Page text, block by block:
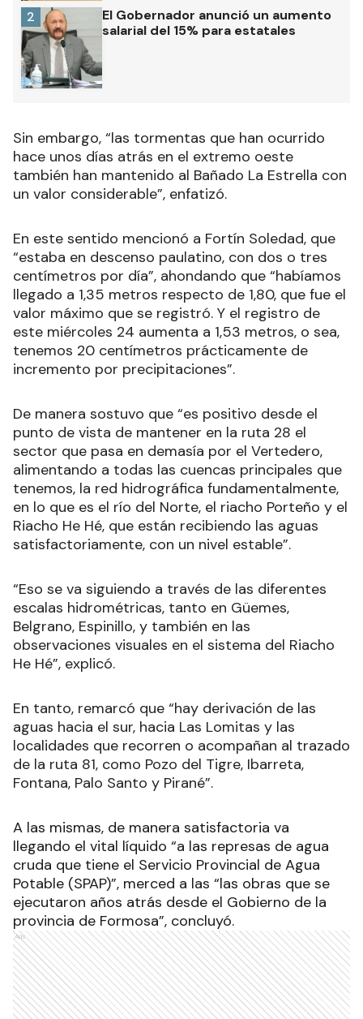
El Gobernador anunció un aumento
salarial del 15% para estatales
2
Sin embargo, “las tormentas que han ocurrido
hace unos días atrás en el extremo oeste
también han mantenido al Bañado La Estrella con
un valor considerable”, enfatizó.
En este sentido mencionó a Fortín Soledad, que
“estaba en descenso paulatino, con dos o tres
centímetros por día”, ahondando que “habíamos
llegado a 1,35 metros respecto de 1,80, que fue el
valor máximo que se registró. Y el registro de
este miércoles 24 aumenta a 1,53 metros, o sea,
tenemos 20 centímetros prácticamente de
incremento por precipitaciones”.
De manera sostuvo que “es positivo desde el
punto de vista de mantener en la ruta 28 el
sector que pasa en demasía por el Vertedero,
alimentando a todas las cuencas principales que
tenemos, la red hidrográfica fundamentalmente,
en lo que es el río del Norte, el riacho Porteño y el
Riacho He Hé, que están recibiendo las aguas
satisfactoriamente, con un nivel estable”.
“Eso se va siguiendo a través de las diferentes
escalas hidrométricas, tanto en Güemes,
Belgrano, Espinillo, y también en las
observaciones visuales en el sistema del Riacho
He Hé”, explicó.
En tanto, remarcó que “hay derivación de las
aguas hacia el sur, hacia Las Lomitas y las
localidades que recorren o acompañan al trazado
de la ruta 81, como Pozo del Tigre, Ibarreta,
Fontana, Palo Santo y Pirané”.
A las mismas, de manera satisfactoria va
llegando el vital líquido “a las represas de agua
cruda que tiene el Servicio Provincial de Agua
Potable (SPAP)”, merced a las “las obras que se
ejecutaron años atrás desde el Gobierno de la
provincia de Formosa”, concluyó.
Ads